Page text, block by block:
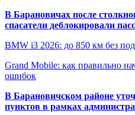
В Барановичах после
спасатели деблокировали
BMW i3 2026: до 850 км без
Grand Mobile: как правильно
ошибок
В Барановичском районе
пунктов в рамках